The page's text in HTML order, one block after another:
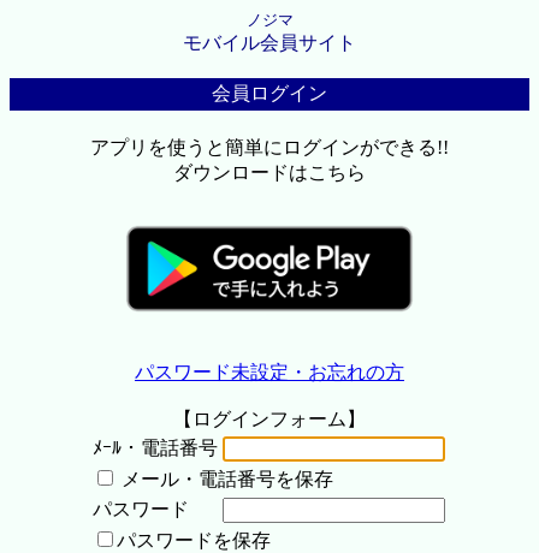
ノジマ
モバイル会員サイト
会員ログイン
アプリを使うと簡単にログインができる!!
ダウンロードはこちら
パスワード未設定・お忘れの方
【ログインフォーム】
ﾒｰﾙ・電話番号
メール・電話番号を保存
パスワード
パスワードを保存